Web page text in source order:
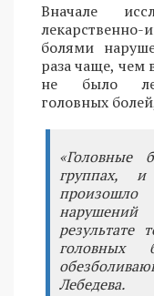
Вначале
болями
раза чаще, чем
не было
головных
группах,
произошло
результате
головных
Лебедева.